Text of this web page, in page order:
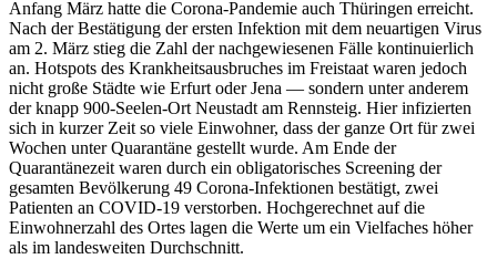
Anfang März hatte die Corona-Pandemie auch Thüringen erreicht.
Nach der Bestätigung der ersten Infektion mit dem neuartigen Virus
am 2. März stieg die Zahl der nachgewiesenen Fälle kontinuierlich
an. Hotspots des Krankheitsausbruches im Freistaat waren jedoch
nicht große Städte wie Erfurt oder Jena — sondern unter anderem
der knapp 900-Seelen-Ort Neustadt am Rennsteig. Hier infizierten
sich in kurzer Zeit so viele Einwohner, dass der ganze Ort für zwei
Wochen unter Quarantäne gestellt wurde. Am Ende der
Quarantänezeit waren durch ein obligatorisches Screening der
gesamten Bevölkerung 49 Corona-Infektionen bestätigt, zwei
Patienten an COVID-19 verstorben. Hochgerechnet auf die
Einwohnerzahl des Ortes lagen die Werte um ein Vielfaches höher
als im landesweiten Durchschnitt.